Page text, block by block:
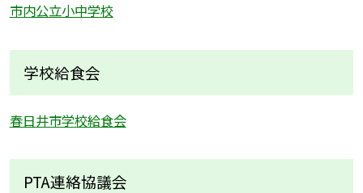
市内公立小中学校
学校給食会
春日井市学校給食会
PTA連絡協議会